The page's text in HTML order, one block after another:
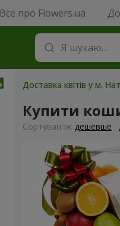
Все про Flowers.ua
Доставка квітів у м.
Купити
Сортування: дешевше